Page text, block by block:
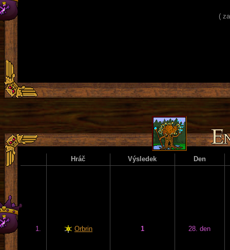
(
Hráč Výsledek Den
1. Orbrin 1 28. den